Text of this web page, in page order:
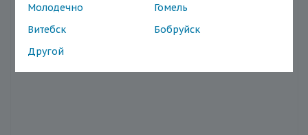
Молодечно
Гомель
Витебск
Бобруйск
Другой